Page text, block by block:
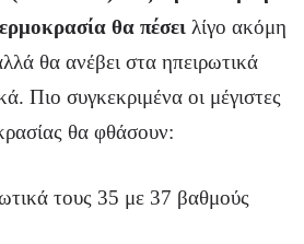
θα πέσει λίγο ακόμη
θα ανέβει στα ηπειρωτικά
Πιο συγκεκριμένα οι μέγιστες
θα φθάσουν:
τους 35 με 37 βαθμούς